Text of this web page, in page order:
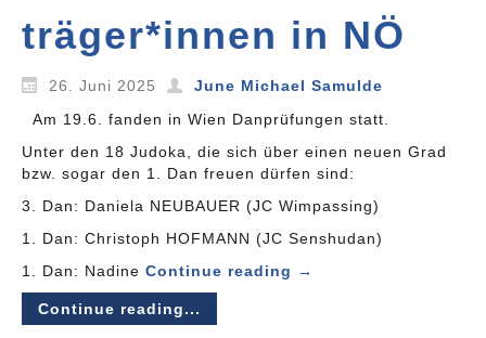
träger*innen in NÖ
26. Juni 2025
June Michael Samulde
Am 19.6. fanden in Wien Danprüfungen statt.
Unter den 18 Judoka, die sich über einen neuen Grad
bzw. sogar den 1. Dan freuen dürfen sind:
3. Dan: Daniela NEUBAUER (JC Wimpassing)
1. Dan: Christoph HOFMANN (JC Senshudan)
1. Dan: Nadine Continue reading →
Continue reading...